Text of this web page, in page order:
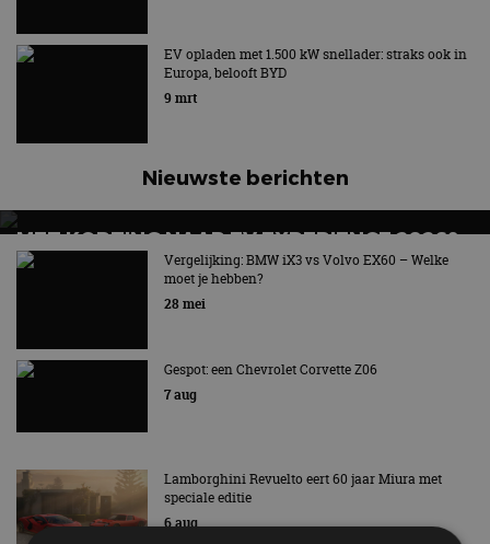
EV opladen met 1.500 kW snellader: straks ook in
Europa, belooft BYD
9 mrt
Nieuwste berichten
MET KORTING NAAR EV EXPERIENCE 2026?
AUTORAI REGELT HET!
EV Experience 2026 van 24 tot 26 september
Vergelijking: BMW iX3 vs Volvo EX60 – Welke
moet je hebben?
28 mei
Gespot: een Chevrolet Corvette Z06
7 aug
Lamborghini Revuelto eert 60 jaar Miura met
speciale editie
6 aug